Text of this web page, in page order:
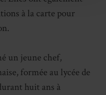
à la carte pour
un jeune chef,
formée au lycée de
huit ans à